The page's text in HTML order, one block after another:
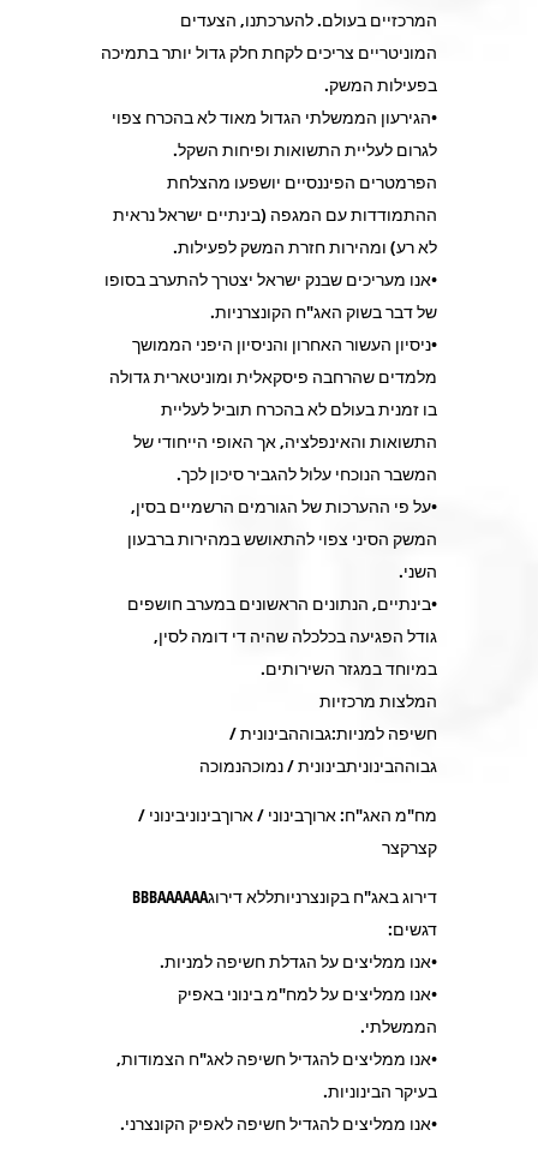
המרכזיים בעולם. להערכתנו, הצעדים
המוניטריים צריכים לקחת חלק גדול יותר בתמיכה
בפעילות המשק.
•הגירעון הממשלתי הגדול מאוד לא בהכרח צפוי
לגרום לעליית התשואות ופיחות השקל.
הפרמטרים הפיננסיים יושפעו מהצלחת
ההתמודדות עם המגפה (בינתיים ישראל נראית
לא רע) ומהירות חזרת המשק לפעילות.
•אנו מעריכים שבנק ישראל יצטרך להתערב בסופו
של דבר בשוק האג"ח הקונצרניות.
•ניסיון העשור האחרון והניסיון היפני הממושך
מלמדים שהרחבה פיסקאלית ומוניטארית גדולה
בו זמנית בעולם לא בהכרח תוביל לעליית
התשואות והאינפלציה, אך האופי הייחודי של
המשבר הנוכחי עלול להגביר סיכון לכך.
•על פי ההערכות של הגורמים הרשמיים בסין,
המשק הסיני צפוי להתאושש במהירות ברבעון
השני.
•בינתיים, הנתונים הראשונים במערב חושפים
גודל הפגיעה בכלכלה שהיה די דומה לסין,
במיוחד במגזר השירותים.
המלצות מרכזיות
חשיפה למניות:גבוההבינונית /
גבוההבינוניתבינונית / נמוכהנמוכה
מח"מ האג"ח: ארוךבינוני / ארוךבינוניבינוני /
קצרקצר
דירוג באג"ח בקונצרניותללא דירוגBBBAAAAAA
דגשים:
•אנו ממליצים על הגדלת חשיפה למניות.
•אנו ממליצים על למח"מ בינוני באפיק
הממשלתי.
•אנו ממליצים להגדיל חשיפה לאג"ח הצמודות,
בעיקר הבינוניות.
•אנו ממליצים להגדיל חשיפה לאפיק הקונצרני.